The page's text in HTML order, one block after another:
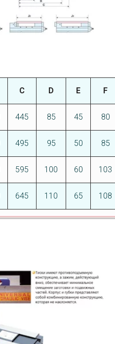
C D E F
445 85 45 80
495 95 50 85
595 100 60 103
645 110 65 108